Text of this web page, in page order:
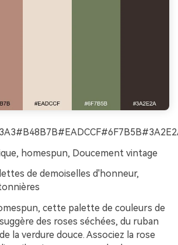
homespun, Doucement vintage
de demoiselles d'honneur,
cette palette de couleurs de
des roses séchées, du ruban
la verdure douce. Associez la rose